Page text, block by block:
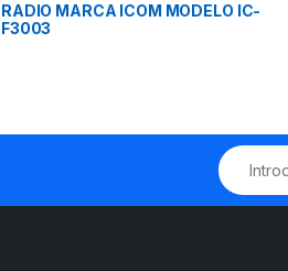
RADIO MARCA ICOM MODELO IC-
F3003